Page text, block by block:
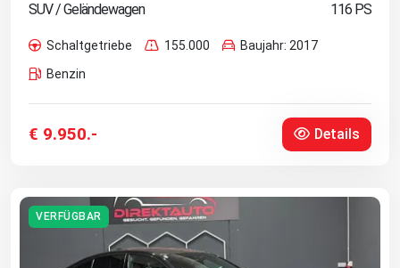
SUV / Geländewagen 116 PS
Schaltgetriebe 155.000
Baujahr: 2017
Benzin
€ 9.950.- Details
VERFÜGBAR